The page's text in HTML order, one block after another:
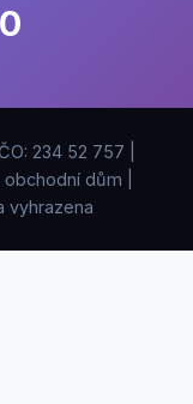
234 52 757 |
dům |
vyhrazena